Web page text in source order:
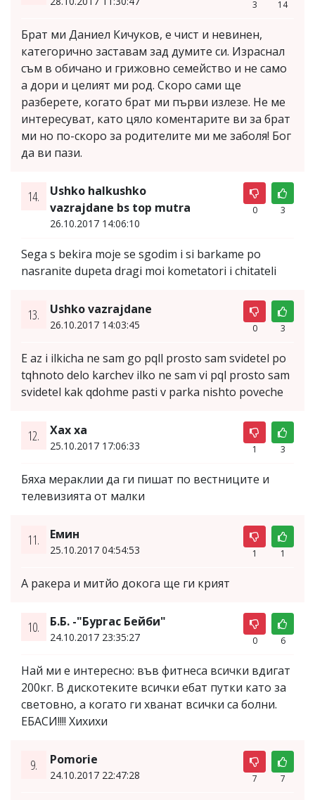
3 14
Брат ми Даниел Кичуков, е чист и невинен,
категорично заставам зад думите си. Израснал
съм в обичано и грижовно семейство и не само
а дори и целият ми род. Скоро сами ще
разберете, когато брат ми първи излезе. Не ме
интересуват, като цяло коментарите ви за брат
ми но по-скоро за родителите ми ме заболя! Бог
да ви пази.
14.
Ushko halkushko
vazrajdane bs top mutra
26.10.2017 14:06:10
0 3
Sega s bekira moje se sgodim i si barkame po
nasranite dupeta dragi moi kometatori i chitateli
13. Ushko vazrajdane
26.10.2017 14:03:45 0 3
E az i ilkicha ne sam go pqll prosto sam svidetel po
tqhnoto delo karchev ilko ne sam vi pql prosto sam
svidetel kak qdohme pasti v parka nishto poveche
12. Хах ха
25.10.2017 17:06:33 1 3
Бяха мераклии да ги пишат по вестниците и
телевизията от малки
11. Емин
25.10.2017 04:54:53 1 1
А ракера и митйо докога ще ги крият
10. Б.Б. -"Бургас Бейби"
24.10.2017 23:35:27 0 6
Най ми е интересно: във фитнеса всички вдигат
200кг. В дискотеките всички ебат путки като за
световно, а когато ги хванат всички са болни.
ЕБАСИ!!!! Хихихи
9. Pomorie
24.10.2017 22:47:28 7 7